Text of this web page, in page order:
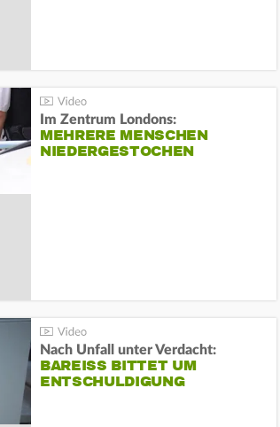
Im Zentrum Londons:
MEHRERE MENSCHEN
NIEDERGESTOCHEN
Nach Unfall unter Verdacht:
BAREISS BITTET UM E
NTSCHULDIGUNG